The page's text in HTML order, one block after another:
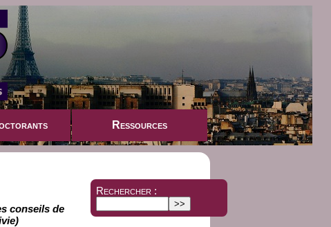
Ressources
conseils de
Rechercher :